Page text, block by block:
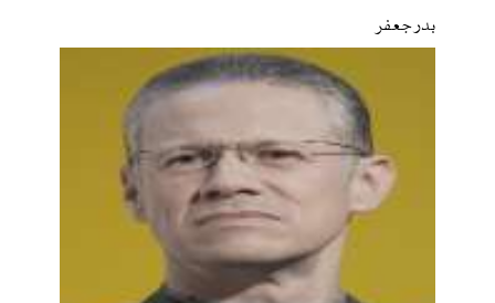
بدر جعفر